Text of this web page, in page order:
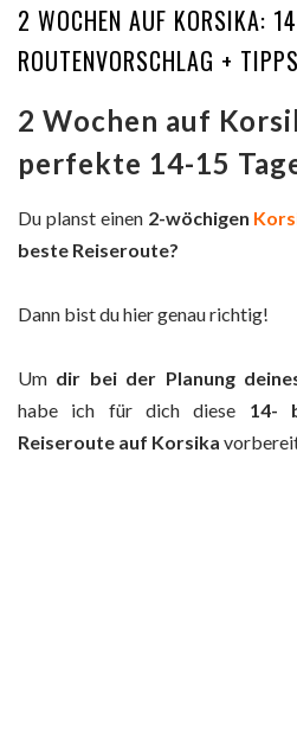
2 WOCHEN AUF KORSIKA:
ROUTENVORSCHLAG + TIPPS
2 Wochen auf
perfekte 14-15
Du planst einen2-wöchigen
beste Reiseroute?
Dann bist du hier genau richtig!
Um dir bei der Planung
habe ich für dich diese 14-
Reiseroute auf Korsika